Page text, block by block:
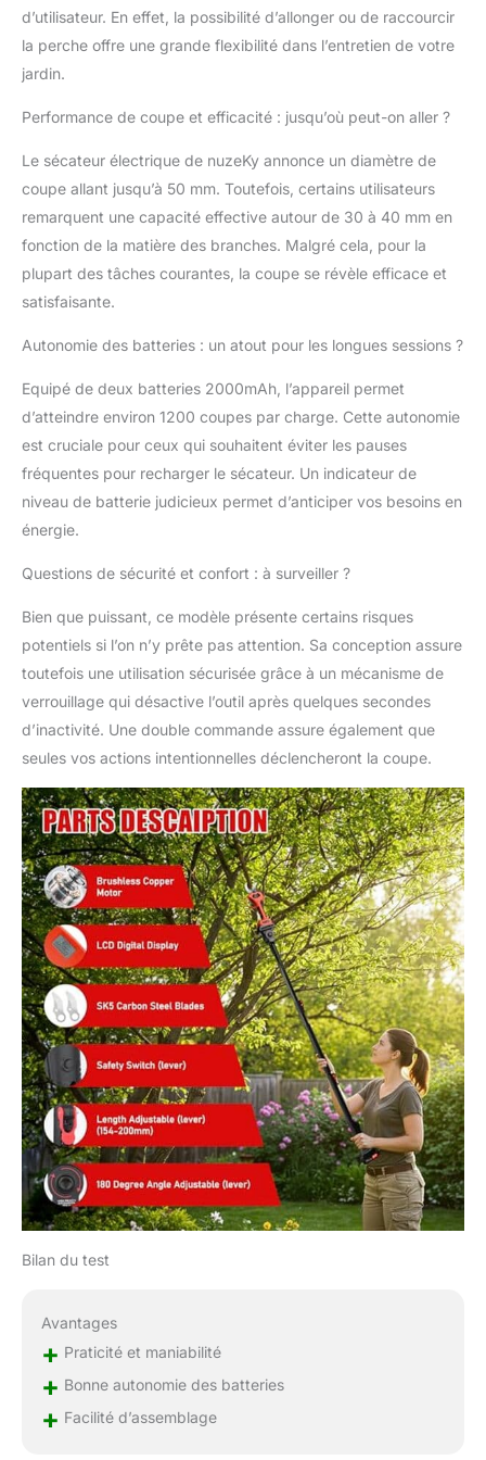
utilisation. La perche
d'extension vous permet
vous n'avez plus besoin
d'utiliser des outils
auxiliaires tels que des
l'arbre, avec la perche
d'extension le travail
d'élagage est plus libre et
plus flexible et peut réduire
INTELLIGENTE : la fonction
d'affichage numérique LCD
vous permet de
l'état de fonctionnement et
le niveau de la batterie de
l'élagueuse, ce qui vous
aide à prendre des plans et
suivre l'utilisation de
temps de charge à temps
puissance suffisante pour
effectuer les tâches
d'élagage RÉGLAGE
FACILE DE LA LAME DE 50
MM : appuyez deux fois en
démarrer l'élagueuse sans
étapes compliquées. En
appuyant à nouveau, vous
pouvez facilement régler la
largeur de la lame pour
l'adapter à différentes tailles
de branches. En appuyant
une fois, la largeur de la
lame peut être réglée
jusqu'à 50 mm pour
répondre à un plus grand
nombre de besoins
d'élagage ACHAT SANS
SOUCI : Nous offrons
jusqu'à trois mois de
garantie sur cet sécateur
électrique. Cela signifie que
nous fournirons une
garantie et une assistance
en cas de problèmes de
période de performance de
l'élagueuse et d'assurance
d’utilisateur. En effet, la possibilité d’allonger ou de raccourcir
la perche offre une grande flexibilité dans l’entretien de votre
jardin.
Performance de coupe et efficacité : jusqu’où peut-on aller ?
Le sécateur électrique de nuzeKy annonce un diamètre de
coupe allant jusqu’à 50 mm. Toutefois, certains utilisateurs
remarquent une capacité effective autour de 30 à 40 mm en
fonction de la matière des branches. Malgré cela, pour la
plupart des tâches courantes, la coupe se révèle efficace et
satisfaisante.
Autonomie des batteries : un atout pour les longues sessions ?
Equipé de deux batteries 2000mAh, l’appareil permet
d’atteindre environ 1200 coupes par charge. Cette autonomie
est cruciale pour ceux qui souhaitent éviter les pauses
fréquentes pour recharger le sécateur. Un indicateur de
niveau de batterie judicieux permet d’anticiper vos besoins en
énergie.
Questions de sécurité et confort : à surveiller ?
Bien que puissant, ce modèle présente certains risques
potentiels si l’on n’y prête pas attention. Sa conception assure
toutefois une utilisation sécurisée grâce à un mécanisme de
verrouillage qui désactive l’outil après quelques secondes
d’inactivité. Une double commande assure également que
seules vos actions intentionnelles déclencheront la coupe.
Bilan du test
Avantages
+ Praticité et maniabilité
+ Bonne autonomie des batteries
+ Facilité d’assemblage